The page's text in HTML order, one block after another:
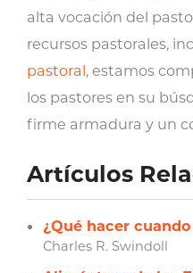
alta vocación del
recursos pastorales,
pastoral, estamos
los pastores en su
firme armadura y un
Artículos
¿Qué hacer
Charles R. Swindoll